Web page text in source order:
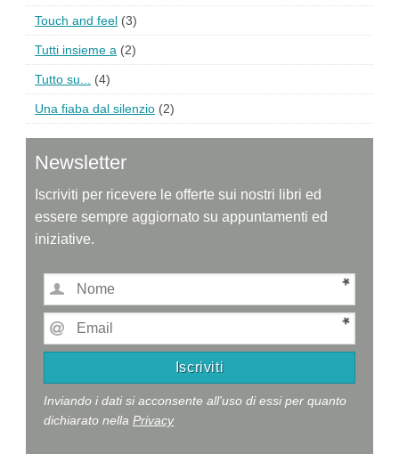
Touch and feel (3)
Tutti insieme a (2)
Tutto su... (4)
Una fiaba dal silenzio (2)
Newsletter
Iscriviti per ricevere le offerte sui nostri libri ed
essere sempre aggiornato su appuntamenti ed
iniziative.
Inviando i dati si acconsente all'uso di essi per quanto
dichiarato nellaPrivacy